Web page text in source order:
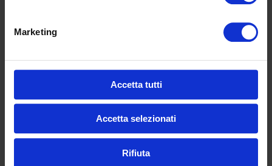
Marketing
Accetta tutti
Accetta selezionati
Rifiuta
Dimensioni
Largh. 40, prof. 40,
Prodotti correlati